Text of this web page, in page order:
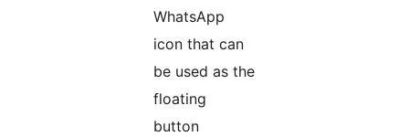
WhatsApp
icon that can
be used as the
floating
button